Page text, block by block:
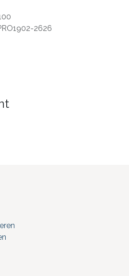
2626